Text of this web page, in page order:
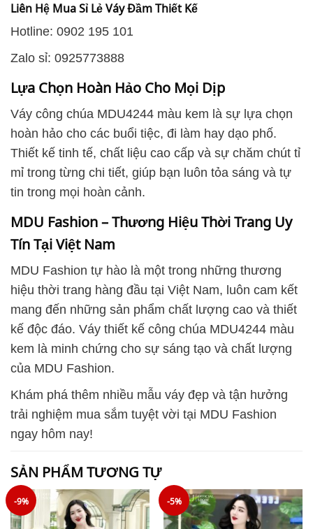
Liên Hệ Mua Sỉ Lẻ Váy Đầm Thiết Kế
Hotline: 0902 195 101
Zalo sỉ: 0925773888
Lựa Chọn Hoàn Hảo Cho Mọi Dịp
Váy công chúa MDU4244 màu kem là sự lựa chọn
hoàn hảo cho các buổi tiệc, đi làm hay dạo phố.
Thiết kế tinh tế, chất liệu cao cấp và sự chăm chút tỉ
mỉ trong từng chi tiết, giúp bạn luôn tỏa sáng và tự
tin trong mọi hoàn cảnh.
MDU Fashion – Thương Hiệu Thời Trang Uy
Tín Tại Việt Nam
MDU Fashion tự hào là một trong những thương
hiệu thời trang hàng đầu tại Việt Nam, luôn cam kết
mang đến những sản phẩm chất lượng cao và thiết
kế độc đáo. Váy thiết kế công chúa MDU4244 màu
kem là minh chứng cho sự sáng tạo và chất lượng
của MDU Fashion.
Khám phá thêm nhiều mẫu váy đẹp và tận hưởng
trải nghiệm mua sắm tuyệt vời tại MDU Fashion
ngay hôm nay!
SẢN PHẨM TƯƠNG TỰ
-9% -5%